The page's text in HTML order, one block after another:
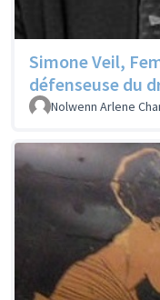
Simone Veil,
défenseuse du
Nolwenn Arlene